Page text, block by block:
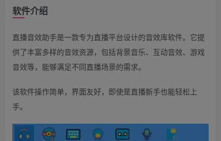
软件介绍
直播音效助手是一款专为直播平台设计的音效库软件。它提
供了丰富多样的音效资源，包括背景音乐、互动音效、游戏
音效等，能够满足不同直播场景的需求。
该软件操作简单，界面友好，即使是直播新手也能轻松上
手。